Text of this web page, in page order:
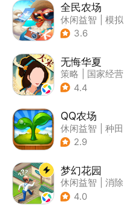
全民农场
休闲益智
模拟
| 田园生活
3.6
无悔华夏
策略 国家经营
| 中国风
4.4
QQ农场
休闲益智
种田
| 田园生活
2.9
梦幻花园
休闲益智 消除
| 创梦天地
4.0